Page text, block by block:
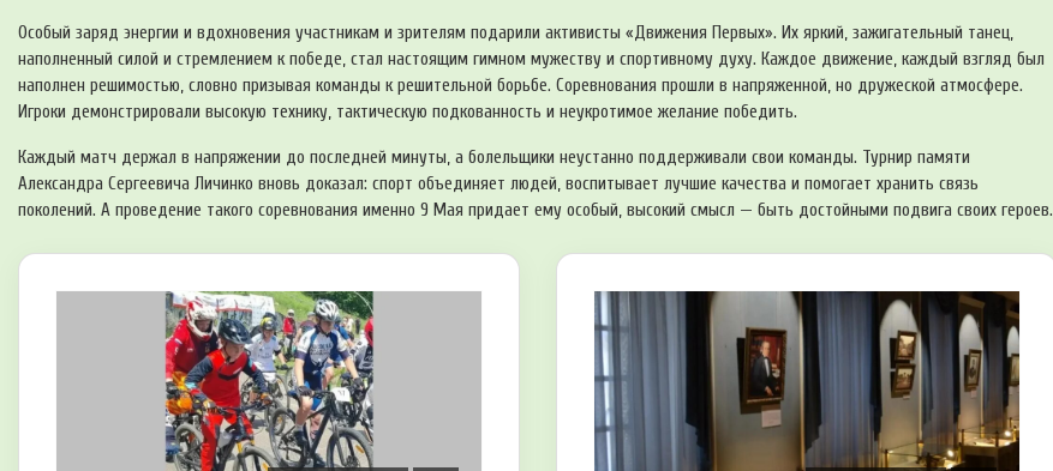
Особый заряд энергии и вдохновения участникам и зрителям подарили активисты «Движения Первых». Их яркий, зажигательный танец,
наполненный силой и стремлением к победе, стал настоящим гимном мужеству и спортивному духу. Каждое движение, каждый взгляд был
наполнен решимостью, словно призывая команды к решительной борьбе. Соревнования прошли в напряженной, но дружеской атмосфере.
Игроки демонстрировали высокую технику, тактическую подкованность и неукротимое желание победить.
Каждый матч держал в напряжении до последней минуты, а болельщики неустанно поддерживали свои команды. Турнир памяти
Александра Сергеевича Личинко вновь доказал: спорт объединяет людей, воспитывает лучшие качества и помогает хранить связь
поколений. А проведение такого соревнования именно 9 Мая придает ему особый, высокий смысл — быть достойными подвига своих героев.